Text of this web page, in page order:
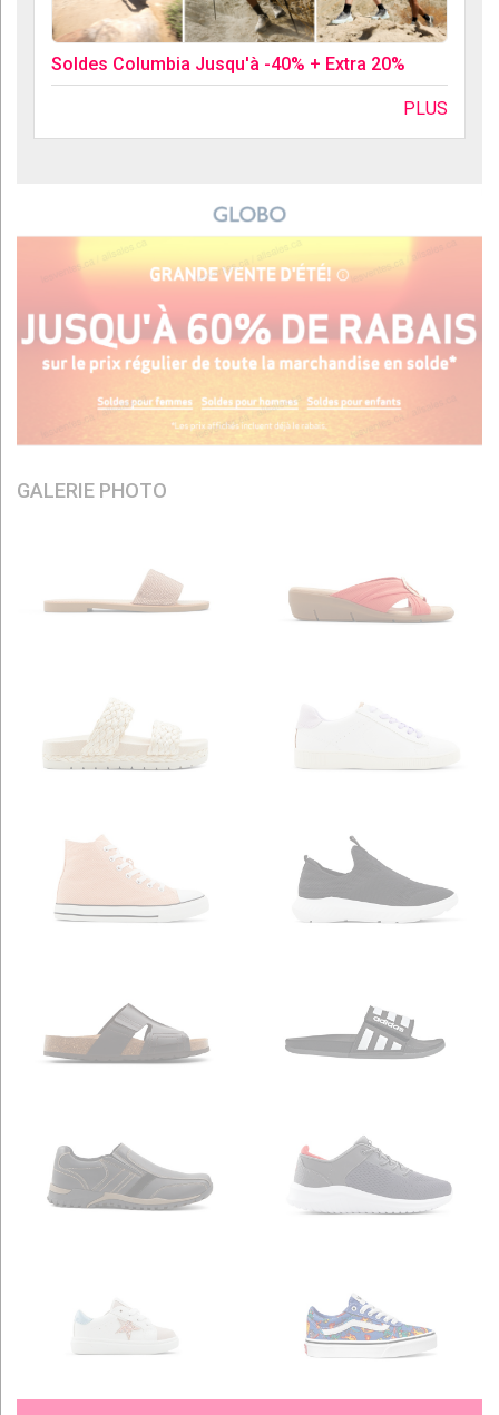
Soldes Columbia Jusqu'à -40% + Extra 20%
PLUS
GALERIE PHOTO